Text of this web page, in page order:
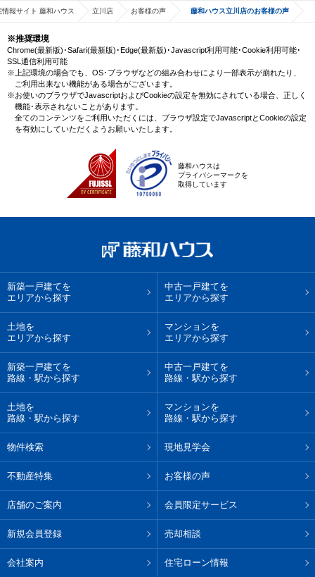
報サイト 藤和ハウス 立川店 お客様の声 藤和ハウス立川店のお客様の声
※推奨環境
Chrome(最新版)･Safari(最新版)･Edge(最新版)･Javascript利用可能･Cookie利用可能･
SSL通信利用可能
※上記環境の場合でも、OS･ブラウザなどの組み合わせにより一部表示が崩れたり、
ご利用出来ない機能がある場合がございます。
※お使いのブラウザでJavascriptおよびCookieの設定を無効にされている場合、正しく
機能･表示されないことがあります。
全てのコンテンツをご利用いただくには、ブラウザ設定でJavascriptとCookieの設定
を有効にしていただくようお願いいたします。
藤和ハウスは
プライバシーマークを
取得しています
新築一戸建てを
エリアから探す
中古一戸建てを
エリアから探す
土地を
エリアから探す
マンションを
エリアから探す
新築一戸建てを
路線・駅から探す
中古一戸建てを
路線・駅から探す
土地を
路線・駅から探す
マンションを
路線・駅から探す
物件検索 現地見学会
不動産特集 お客様の声
店舗のご案内 会員限定サービス
新規会員登録 売却相談
会社案内 住宅ローン情報